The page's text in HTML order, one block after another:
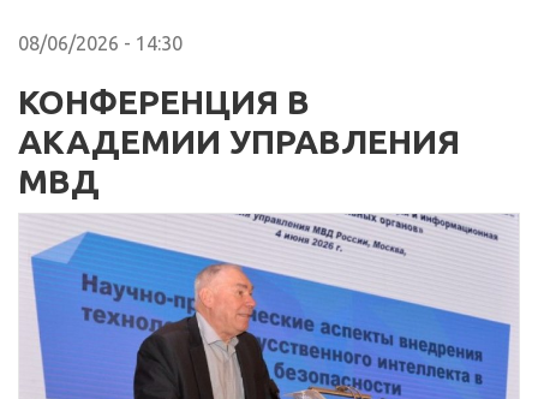
08/06/2026 - 14:30
КОНФЕРЕНЦИЯ В
АКАДЕМИИ УПРАВЛЕНИЯ
МВД